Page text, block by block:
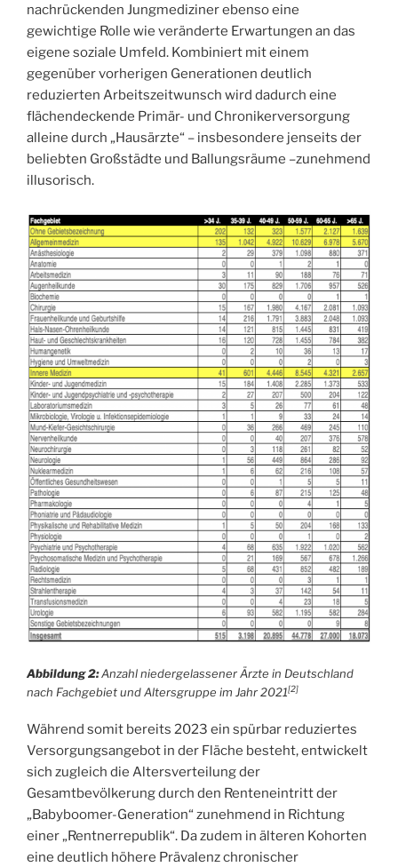
nachrückenden Jungmediziner ebenso eine
gewichtige Rolle wie veränderte Erwartungen an das
eigene soziale Umfeld. Kombiniert mit einem
gegenüber vorherigen Generationen deutlich
reduzierten Arbeitszeitwunsch wird dadurch eine
flächendeckende Primär- und Chronikerversorgung
alleine durch „Hausärzte“ – insbesondere jenseits der
beliebten Großstädte und Ballungsräume –zunehmend
illusorisch.
Abbildung 2:Anzahl niedergelassener Ärzte in Deutschland
nach Fachgebiet und Altersgruppe im Jahr 2021[2]
Während somit bereits 2023 ein spürbar reduziertes
Versorgungsangebot in der Fläche besteht, entwickelt
sich zugleich die Altersverteilung der
Gesamtbevölkerung durch den Renteneintritt der
„Babyboomer-Generation“ zunehmend in Richtung
einer „Rentnerrepublik“. Da zudem in älteren Kohorten
eine deutlich höhere Prävalenz chronischer